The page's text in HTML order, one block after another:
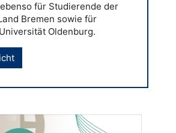
für Studierende der
Bremen sowie für
Oldenburg.